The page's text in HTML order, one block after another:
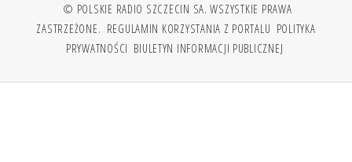
© POLSKIE RADIO SZCZECIN SA. WSZYSTKIE PRAWA
ZASTRZEŻONE. REGULAMIN KORZYSTANIA Z PORTALU POLITYKA
PRYWATNOŚCI BIULETYN INFORMACJI PUBLICZNEJ